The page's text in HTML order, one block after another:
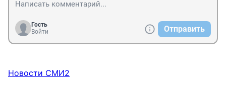
Гость
Войти
Отправить
Новости СМИ2